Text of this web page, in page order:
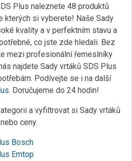
Plus naleznete 48 produktů
kterých si vyberete! Naše Sady
kvality a v perfektním stavu a
co jste zde hledali. Bez
mezi profesionální řemeslníky
najdete Sady vrtáků SDS Plus
Podívejte se i na další
. Doručujeme do 24 hodin!
a vyfiltrovat si Sady vrtáků
ceny.
Bosch
Emtop